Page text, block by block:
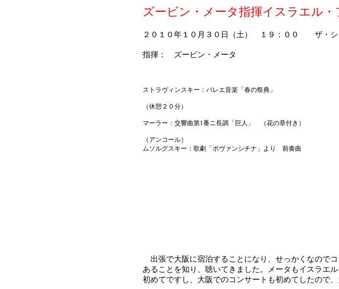
ズービン・メータ指揮イスラエル
２０１０年１０月３０日（土） １９：００ ザ・シ
指揮： ズービン・メータ
ストラヴィンスキー：バレエ音楽「春の祭典」
（休憩２０分）
マーラー：交響曲第1番ニ長調「巨人」 （花の章付き）
（アンコール）
ムソルグスキー：歌劇「ボヴァンシチナ」より 前奏曲
出張で大阪に宿泊することになり、せっかくなので
あることを知り、聴いてきました。メータもイスラエ
初めてですし、大阪でのコンサートも初めてしたので、